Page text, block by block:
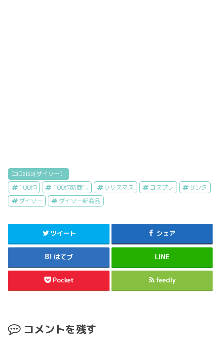
Daiso(ダイソー）
100均
100均新商品 クリスマス コスプレ
サンタ
ダイソー
ダイソー新商品
ツイート シェア
はてブ LINE
Pocket feedly
コメントを残す